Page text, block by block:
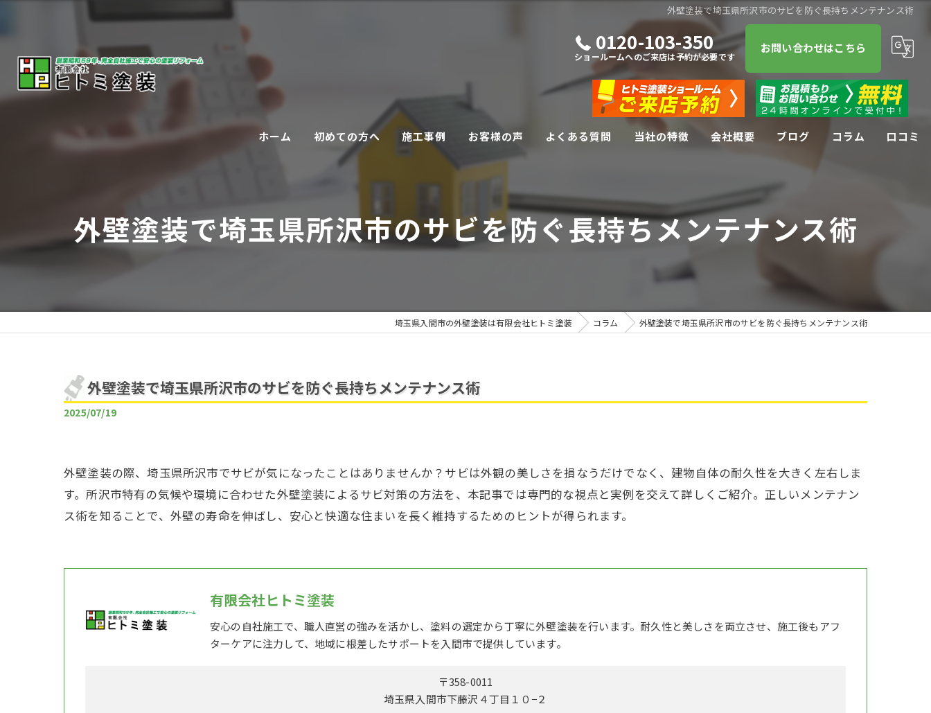
外壁塗装で埼玉県所沢市のサビを防ぐ長持ちメンテナンス術
0120-103-350
ショールームへのご来店は予約が必要です
お問い合わせはこちら
ホーム 初めての方へ 施工事例
外壁・屋根リフォーム
その他リフォーム
お客様の声 よくある質問 当社の特徴
屋根
リフォーム
雨漏り
会社概要 ブログ コラム 口コミ
外壁塗装で埼玉県所沢市のサビを防ぐ長持ちメンテナンス術
埼玉県入間市の外壁塗装は有限会社ヒトミ塗装 コラム 外壁塗装で埼玉県所沢市のサビを防ぐ長持ちメンテナンス術
外壁塗装で埼玉県所沢市のサビを防ぐ長持ちメンテナンス術
2025/07/19
外壁塗装の際、埼玉県所沢市でサビが気になったことはありませんか？サビは外観の美しさを損なうだけでなく、建物自体の耐久性を大きく左右しま
す。所沢市特有の気候や環境に合わせた外壁塗装によるサビ対策の方法を、本記事では専門的な視点と実例を交えて詳しくご紹介。正しいメンテナン
ス術を知ることで、外壁の寿命を伸ばし、安心と快適な住まいを長く維持するためのヒントが得られます。
有限会社ヒトミ塗装
安心の自社施工で、職人直営の強みを活かし、塗料の選定から丁寧に外壁塗装を行います。耐久性と美しさを両立させ、施工後もアフ
ターケアに注力して、地域に根差したサポートを入間市で提供しています。
〒358-0011
埼玉県入間市下藤沢４丁目１０−２